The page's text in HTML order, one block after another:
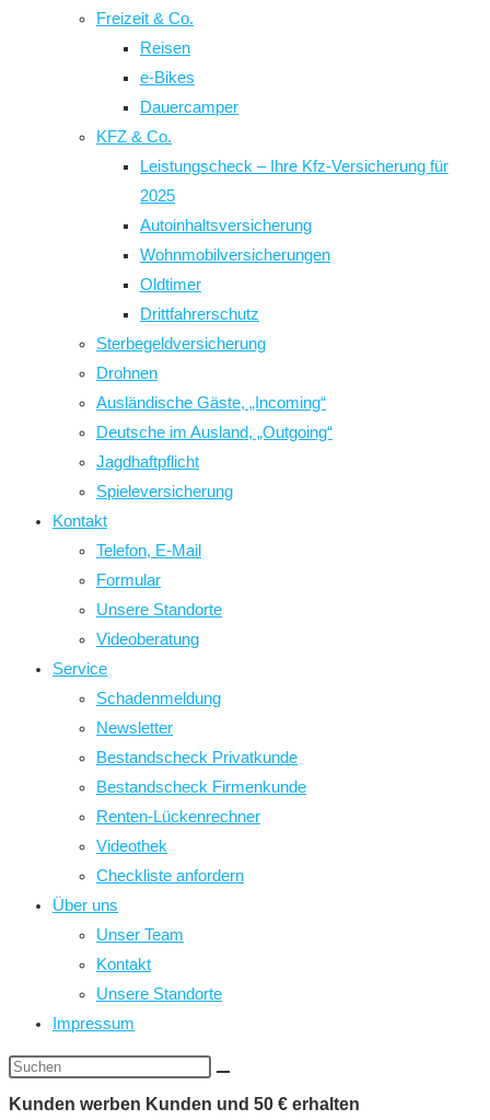
Freizeit & Co.
Reisen
e-Bikes
Dauercamper
KFZ & Co.
Leistungscheck – Ihre Kfz-Versicherung für
2025
Autoinhaltsversicherung
Wohnmobilversicherungen
Oldtimer
Drittfahrerschutz
Sterbegeldversicherung
Drohnen
Ausländische Gäste, „Incoming“
Deutsche im Ausland, „Outgoing“
Jagdhaftpflicht
Spieleversicherung
Kontakt
Telefon, E-Mail
Formular
Unsere Standorte
Videoberatung
Service
Schadenmeldung
Newsletter
Bestandscheck Privatkunde
Bestandscheck Firmenkunde
Renten-Lückenrechner
Videothek
Checkliste anfordern
Über uns
Unser Team
Kontakt
Unsere Standorte
Impressum
Diese
Kunden werben Kunden und 50 € erhalten